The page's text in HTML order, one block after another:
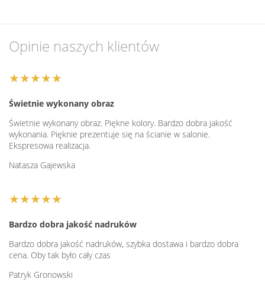
Opinie naszych klientów
★★★★★
Świetnie wykonany obraz
Świetnie wykonany obraz. Piękne kolory. Bardzo dobra jakość
wykonania. Pięknie prezentuje się na ścianie w salonie.
Ekspresowa realizacja.
Natasza Gajewska
★★★★★
Bardzo dobra jakość nadruków
Bardzo dobra jakość nadruków, szybka dostawa i bardzo dobra
cena. Oby tak było cały czas
Patryk Gronowski